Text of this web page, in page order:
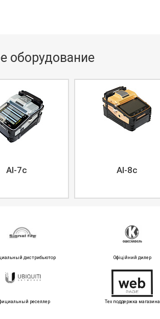
оборудование
AI-7c AI-8c
дистрибьютор Офіційний дилер
реселлер Тех поддержка магазина